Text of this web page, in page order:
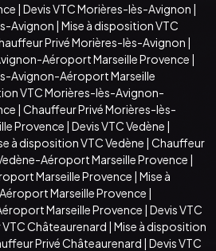
| Devis VTC Morières-lès-Avignon |
Avignon | Mise à disposition VTC
Privé Morières-lès-Avignon |
Aéroport Marseille Provence |
Avignon-Aéroport Marseille
VTC Morières-lès-Avignon-
| Chauffeur Privé Morières-lès-
Provence | Devis VTC Vedène |
à disposition VTC Vedène | Chauffeur
Aéroport Marseille Provence |
Marseille Provence | Mise à
Marseille Provence |
Marseille Provence | Devis VTC
VTC Châteaurenard | Mise à disposition
Privé Châteaurenard | Devis VTC